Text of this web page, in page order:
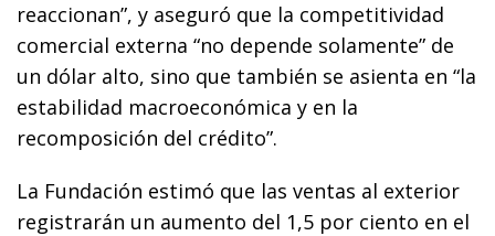
reaccionan”, y aseguró que la competitividad
comercial externa “no depende solamente” de
un dólar alto, sino que también se asienta en “la
estabilidad macroeconómica y en la
recomposición del crédito”.
La Fundación estimó que las ventas al exterior
registrarán un aumento del 1,5 por ciento en el